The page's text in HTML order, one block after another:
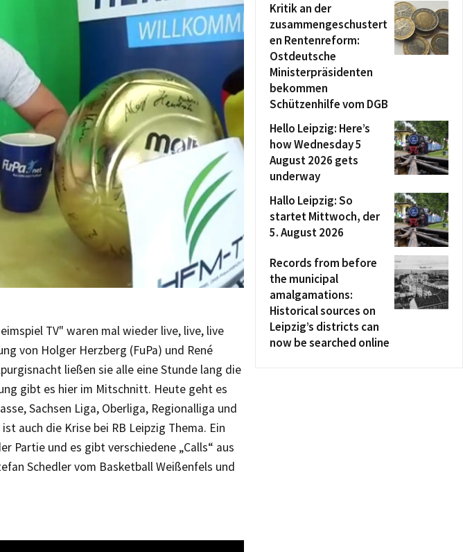
TV" waren mal wieder live, live, live
von Holger Herzberg (FuPa) und René
ließen sie alle eine Stunde lang die
gibt es hier im Mitschnitt. Heute geht es
Sachsen Liga, Oberliga, Regionalliga und
auch die Krise bei RB Leipzig Thema. Ein
Partie und es gibt verschiedene „Calls“ aus
Schedler vom Basketball Weißenfels und
Kritik an der
zusammengeschustert
en Rentenreform:
Ostdeutsche
Ministerpräsidenten
bekommen
Schützenhilfe vom DGB
Hello Leipzig: Here’s
how Wednesday 5
August 2026 gets
underway
Hallo Leipzig: So
startet Mittwoch, der
5. August 2026
Records from before
the municipal
amalgamations:
Historical sources on
Leipzig’s districts can
now be searched online